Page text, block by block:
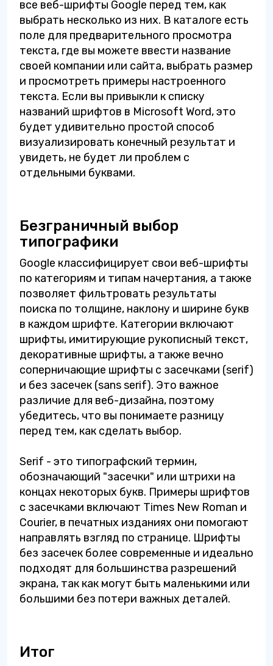
все веб-шрифты Google перед тем, как
выбрать несколько из них. В каталоге есть
поле для предварительного просмотра
текста, где вы можете ввести название
своей компании или сайта, выбрать размер
и просмотреть примеры настроенного
текста. Если вы привыкли к списку
названий шрифтов в Microsoft Word, это
будет удивительно простой способ
визуализировать конечный результат и
увидеть, не будет ли проблем с
отдельными буквами.
Безграничный выбор
типографики
Google классифицирует свои веб-шрифты
по категориям и типам начертания, а также
позволяет фильтровать результаты
поиска по толщине, наклону и ширине букв
в каждом шрифте. Категории включают
шрифты, имитирующие рукописный текст,
декоративные шрифты, а также вечно
соперничающие шрифты с засечками (serif)
и без засечек (sans serif). Это важное
различие для веб-дизайна, поэтому
убедитесь, что вы понимаете разницу
перед тем, как сделать выбор.
Serif - это типографский термин,
обозначающий "засечки" или штрихи на
концах некоторых букв. Примеры шрифтов
с засечками включают Times New Roman и
Courier, в печатных изданиях они помогают
направлять взгляд по странице. Шрифты
без засечек более современные и идеально
подходят для большинства разрешений
экрана, так как могут быть маленькими или
большими без потери важных деталей.
Итог